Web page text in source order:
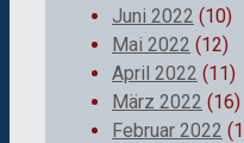
Juni 2022 (10)
Mai 2022 (12)
April 2022 (11)
März 2022 (16)
Februar 2022